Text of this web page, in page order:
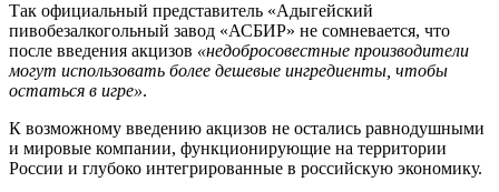
Так официальный представитель «Адыгейский
пивобезалкогольный завод «АСБИР» не сомневается, что
после введения акцизов «недобросовестные производители
могут использовать более дешевые ингредиенты, чтобы
остаться в игре».
К возможному введению акцизов не остались равнодушными
и мировые компании, функционирующие на территории
России и глубоко интегрированные в российскую экономику.